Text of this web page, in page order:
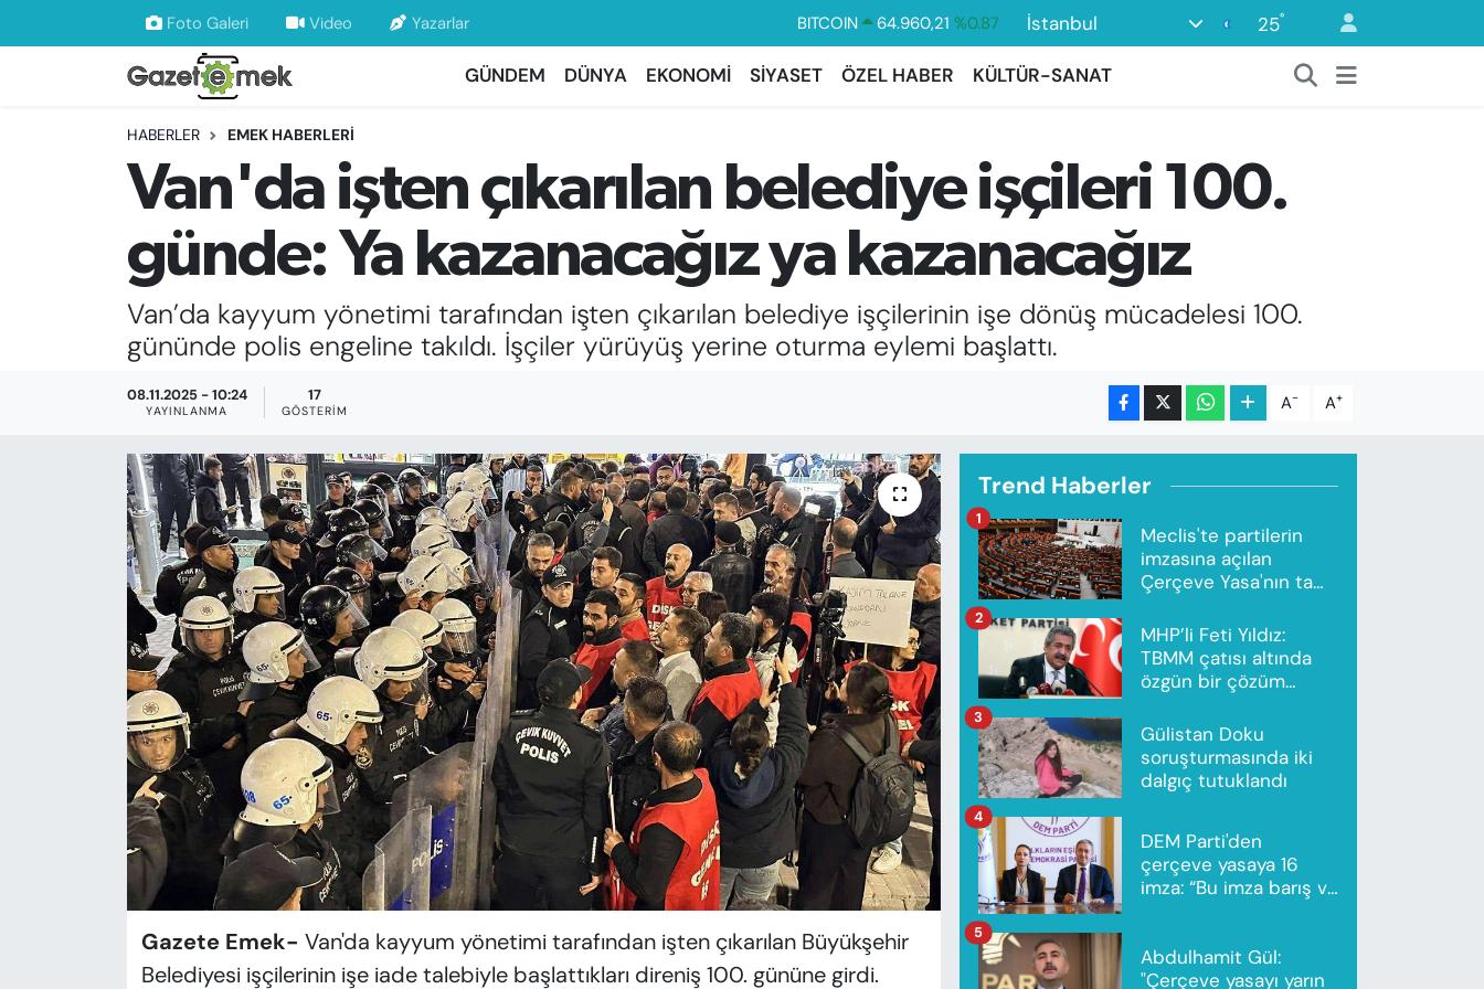
Foto Galeri Video Yazarlar
DOLAR
47,7436 %0.18
EURO
55,2510 %0.32
GRAM ALTIN
6648.99
%2.59
BİST100
13.779 %-14
İstanbul 25°
GÜNDEM DÜNYA EKONOMİ SİYASET ÖZEL HABER KÜLTÜR-SANAT
HABERLER EMEK HABERLERİ
Van'da işten çıkarılan belediye işçileri 100.
günde: Ya kazanacağız ya kazanacağız
Van’da kayyum yönetimi tarafından işten çıkarılan belediye işçilerinin işe dönüş mücadelesi 100.
gününde polis engeline takıldı. İşçiler yürüyüş yerine oturma eylemi başlattı.
08.11.2025 - 10:24
YAYINLANMA
17
GÖSTERIM A- A+
Gazete Emek- Van'da kayyum yönetimi tarafından işten çıkarılan Büyükşehir
Belediyesi işçilerinin işe iade talebiyle başlattıkları direniş 100. gününe girdi.
Trend Haberler
Meclis'te partilerin
imzasına açılan
Çerçeve Yasa'nın tam
1
MHP’li Feti Yıldız:
TBMM çatısı altında
özgün bir çözüm
2
Gülistan Doku
soruşturmasında iki
dalgıç tutuklandı
3
DEM Parti'den
çerçeve yasaya 16
imza: “Bu imza barış ve
4
Abdulhamit Gül:
"Çerçeve yasayı yarın
5
DÜNYA
EKONOMİ
EMEK HABERLERİ
YENİ MEDYADA EMEK GAZETECİLİĞİNİ
GELİŞTİRMEK
FAYDALI BİLGİLER
GÜNDEM
EĞİTİM
SAĞLIK
KÜLTÜR-SANAT
MAGAZİN
ÖZEL HABER
YAZAR KÖŞESİ
VAN VE DİYARBAKIR HABERLERİ
Nöbetçi Eczaneler
Hava Durumu
İstanbul Namaz Vakitleri
Trafik Durumu
Süper Lig Puan Durumu ve Fikstür
Tüm Manşetler
Son Dakika Haberleri
Haber Arşivi